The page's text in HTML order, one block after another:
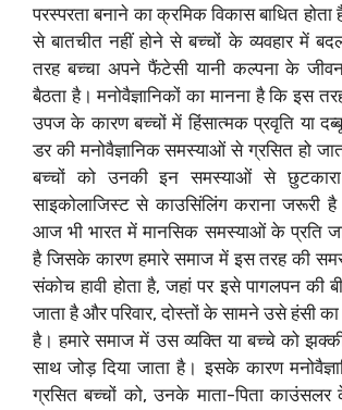
परस्परता बनाने का क्रमिक विकास बाधित
से बातचीत नहीं होने से बच्चों के व्यवहार में
तरह बच्चा अपने फैंटेसी यानी कल्पना के
बैठता है। मनोवैज्ञानिकों का मानना है कि इस
उपज के कारण बच्चों में हिंसात्मक प्रवृति या
डर की मनोवैज्ञानिक समस्याओं से ग्रसित हो
बच्चों को उनकी इन समस्याओं से
साइकोलाजिस्ट से काउसिंलिंग कराना जरूरी
आज भी भारत में मानसिक समस्याओं के प्रति
है जिसके कारण हमारे समाज में इस तरह की
संकोच हावी होता है, जहां पर इसे पागलपन की
जाता है और परिवार, दोस्तों के सामने उसे हंसी
है। हमारे समाज में उस व्यक्ति या बच्चे को
साथ जोड़ दिया जाता है। इसके कारण
ग्रसित बच्चों को, उनके माता-पिता